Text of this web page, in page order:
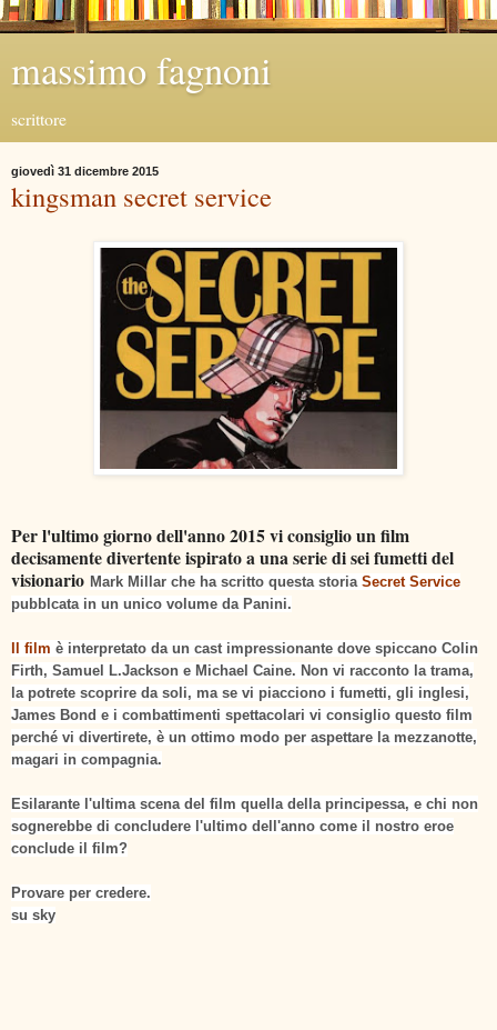
massimo fagnoni
scrittore
giovedì 31 dicembre 2015
kingsman secret service
Per l'ultimo giorno dell'anno 2015 vi consiglio un film
decisamente divertente ispirato a una serie di sei fumetti del
visionario Mark Millar che ha scritto questa storia Secret Service
pubblcata in un unico volume da Panini.
Il film è interpretato da un cast impressionante dove spiccano Colin
Firth, Samuel L.Jackson e Michael Caine. Non vi racconto la trama,
la potrete scoprire da soli, ma se vi piacciono i fumetti, gli inglesi,
James Bond e i combattimenti spettacolari vi consiglio questo film
perché vi divertirete, è un ottimo modo per aspettare la mezzanotte,
magari in compagnia.
Esilarante l'ultima scena del film quella della principessa, e chi non
sognerebbe di concludere l'ultimo dell'anno come il nostro eroe
conclude il film?
Provare per credere.
su sky